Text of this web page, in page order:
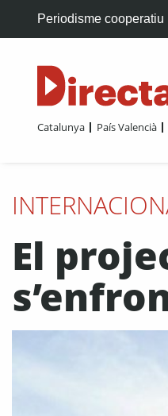
Periodisme cooperatiu
Catalunya País Valencià
El